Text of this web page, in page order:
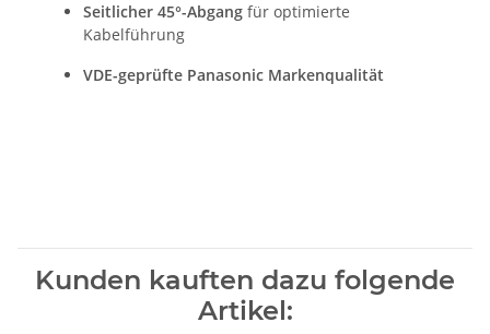
Seitlicher 45°-Abgang für optimierte
Kabelführung
VDE-geprüfte Panasonic Markenqualität
Kunden kauften dazu folgende
Artikel: